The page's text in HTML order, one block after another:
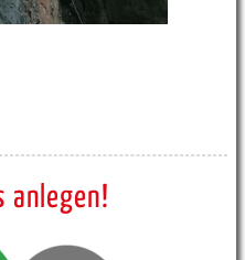
anlegen!